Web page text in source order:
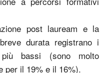
post lauream e la
durata registrano i
bassi (sono molto
per il 19% e il 16%).